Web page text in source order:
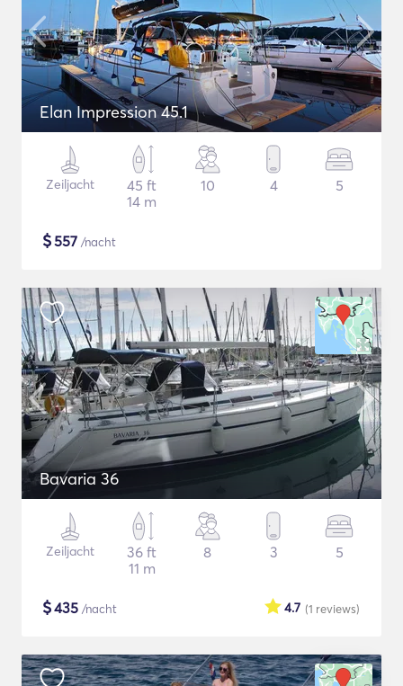
Elan Impression 45.1
Zeiljacht
45 ft
14 m
10 4 5
$557 /nacht
Bavaria 36
Zeiljacht
36 ft
11 m
8 3 5
$435 /nacht (1 reviews)
4.7